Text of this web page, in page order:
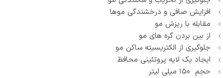
افزایش صافی و درخشندگی موها
مقابله با ریزش مو
از بین بردن گره های مو
جلوگیری از الکتریسیته ساکن مو
ایجاد یک لایه پروتئینی محافظ
حجم ۱۵۰ میلی لیتر